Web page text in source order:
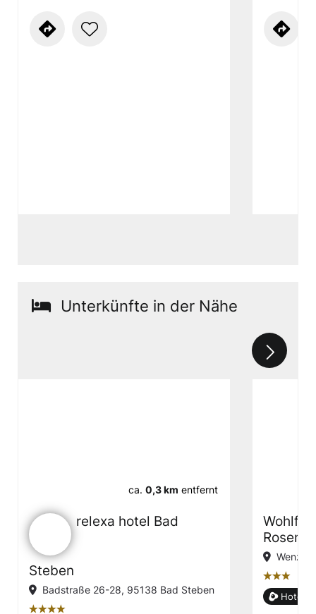
Unterkünfte in der Nähe
ca. 0,3 km entfernt
relexa hotel Bad
Steben
Badstraße 26-28, 95138 Bad Steben
țțțț
țțț
Hotel